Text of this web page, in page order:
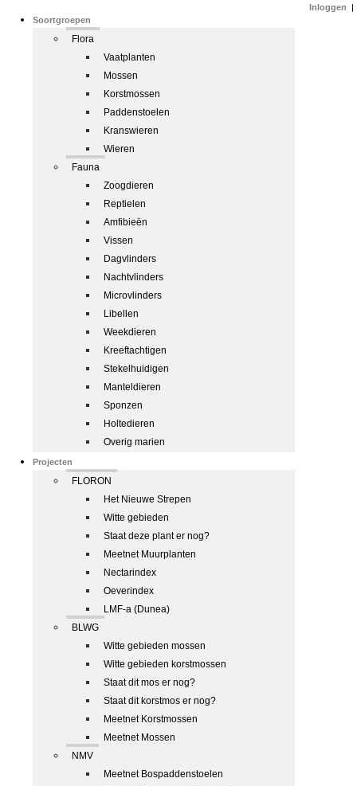
Soortgroepen
Flora
Vaatplanten
Mossen
Korstmossen
Paddenstoelen
Kranswieren
Wieren
Fauna
Zoogdieren
Reptielen
Amfibieën
Vissen
Dagvlinders
Nachtvlinders
Microvlinders
Libellen
Weekdieren
Kreeftachtigen
Stekelhuidigen
Manteldieren
Sponzen
Holtedieren
Overig marien
Projecten
FLORON
Het Nieuwe Strepen
Witte gebieden
Staat deze plant er nog?
Meetnet Muurplanten
Nectarindex
Oeverindex
LMF-a (Dunea)
BLWG
Witte gebieden mossen
Witte gebieden korstmossen
Staat dit mos er nog?
Staat dit korstmos er nog?
Meetnet Korstmossen
Meetnet Mossen
NMV
Meetnet Bospaddenstoelen
Inloggen |